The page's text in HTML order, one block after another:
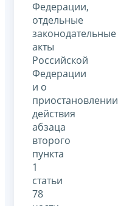
Федерации,
отдельные
законодательные
акты
Российской
Федерации
и о
приостановлении
действия
абзаца
второго
пункта
1
статьи
78